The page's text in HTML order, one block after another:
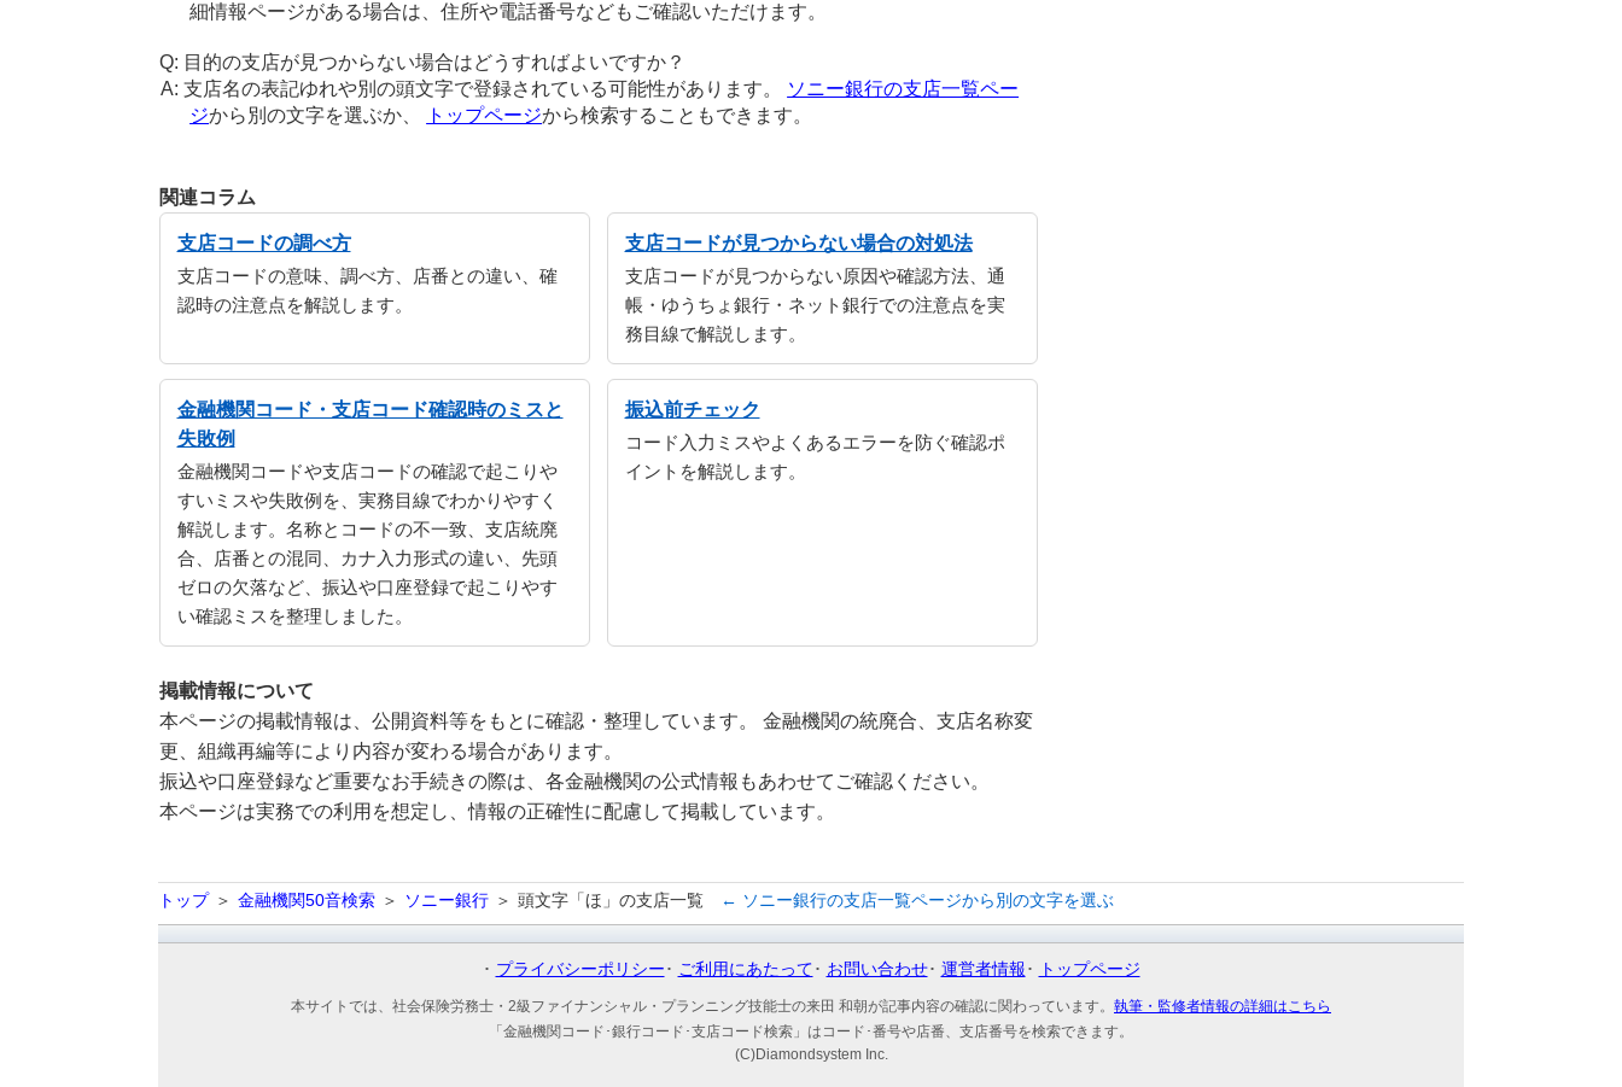
細情報ページがある場合は、住所や電話番号などもご確認いただけます。
目的の支店が見つからない場合はどうすればよいですか？
支店名の表記ゆれや別の頭文字で登録されている可能性があります。
ソニー銀行の支店一覧ペー
ジから別の文字を選ぶか、 トップページから検索することもできます。
関連コラム
支店コードの調べ方
支店コードの意味、調べ方、店番との違い、確
認時の注意点を解説します。
支店コードが見つからない場合の対処法
支店コードが見つからない原因や確認方法、通
帳・ゆうちょ銀行・ネット銀行での注意点を実
務目線で解説します。
金融機関コード・支店コード確認時のミスと
失敗例
金融機関コードや支店コードの確認で起こりや
すいミスや失敗例を、実務目線でわかりやすく
解説します。名称とコードの不一致、支店統廃
合、店番との混同、カナ入力形式の違い、先頭
ゼロの欠落など、振込や口座登録で起こりやす
い確認ミスを整理しました。
振込前チェック
コード入力ミスやよくあるエラーを防ぐ確認ポ
イントを解説します。
掲載情報について
本ページの掲載情報は、公開資料等をもとに確認・整理しています。 金融機関の統廃合、支店名称変
更、組織再編等により内容が変わる場合があります。
振込や口座登録など重要なお手続きの際は、各金融機関の公式情報もあわせてご確認ください。
本ページは実務での利用を想定し、情報の正確性に配慮して掲載しています。
トップ 金融機関50音検索 ソニー銀行 頭文字「ほ」の支店一覧 ← ソニー銀行の支店一覧ページから別の文字を選ぶ
プライバシーポリシー ご利用にあたって お問い合わせ 運営者情報 トップページ
本サイトでは、社会保険労務士・2級ファイナンシャル・プランニング技能士の来田 和朝が記事内容の確認に関わっています。 執筆・監修者情報の詳細はこちら
「金融機関コード･銀行コード･支店コード検索」はコード･番号や店番、支店番号を検索できます。
(C)Diamondsystem Inc.